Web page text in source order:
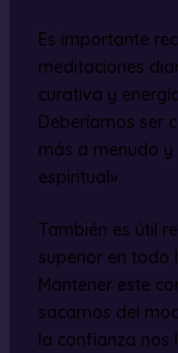
Es importante
meditaciones
curativa y
Deberíamos ser
más a menudo
espiritual».
También es útil
superior en todo
Mantener este
sacarnos del
la confianza